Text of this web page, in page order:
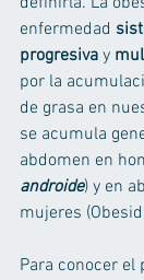
enfermedad
progresiva y
por la
de grasa en
se acumula
abdomen en
androide) y en
mujeres
Para conocer el